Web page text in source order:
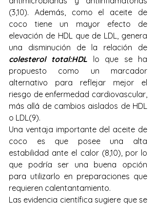
(3,10). Además, como el aceite de
coco tiene un mayor efecto de
elevación de HDL que de LDL, genera
colesterol total:HDL lo que se ha
propuesto como un marcador
alternativo para reflejar mejor el
riesgo de enfermedad cardiovascular,
más allá de cambios aislados de HDL
o LDL(9).
Una ventaja importante del aceite de
coco es que posee una alta
estabilidad ante el calor (8,10), por lo
que podría ser una buena opción
para utilizarlo en preparaciones que
requieren calentantamiento.
Las evidencia científica sugiere que se